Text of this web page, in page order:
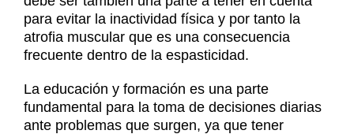
para evitar la inactividad física y por tanto la
atrofia muscular que es una consecuencia
frecuente dentro de la espasticidad.
La educación y formación es una parte
fundamental para la toma de decisiones diarias
ante problemas que surgen, ya que tener